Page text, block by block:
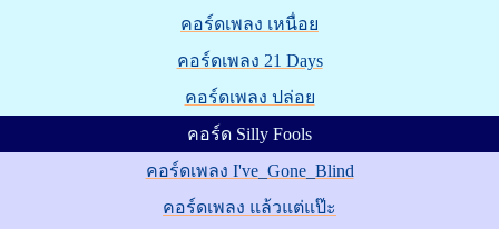
คอร์ดเพลง เหนื่อย
คอร์ดเพลง 21 Days
คอร์ดเพลง ปล่อย
คอร์ด Silly Fools
คอร์ดเพลง I've_Gone_Blind
คอร์ดเพลง แล้วแต่แป๊ะ